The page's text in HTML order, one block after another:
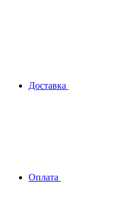
Доставка
Оплата